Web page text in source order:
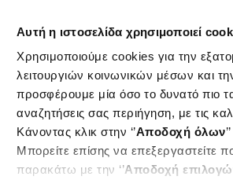
Αυτή η ιστοσελίδα χρησιμοποιεί
Χρησιμοποιούμε cookies για την
λειτουργιών κοινωνικών μέσων και
προσφέρουμε μία όσο το δυνατό πιο
αναζητήσεις σας περιήγηση, με τις
Κάνοντας κλικ στην ‘’Αποδοχή όλων
Μπορείτε επίσης να επεξεργαστείτε
παρακάτω με την ‘’Αποδοχή